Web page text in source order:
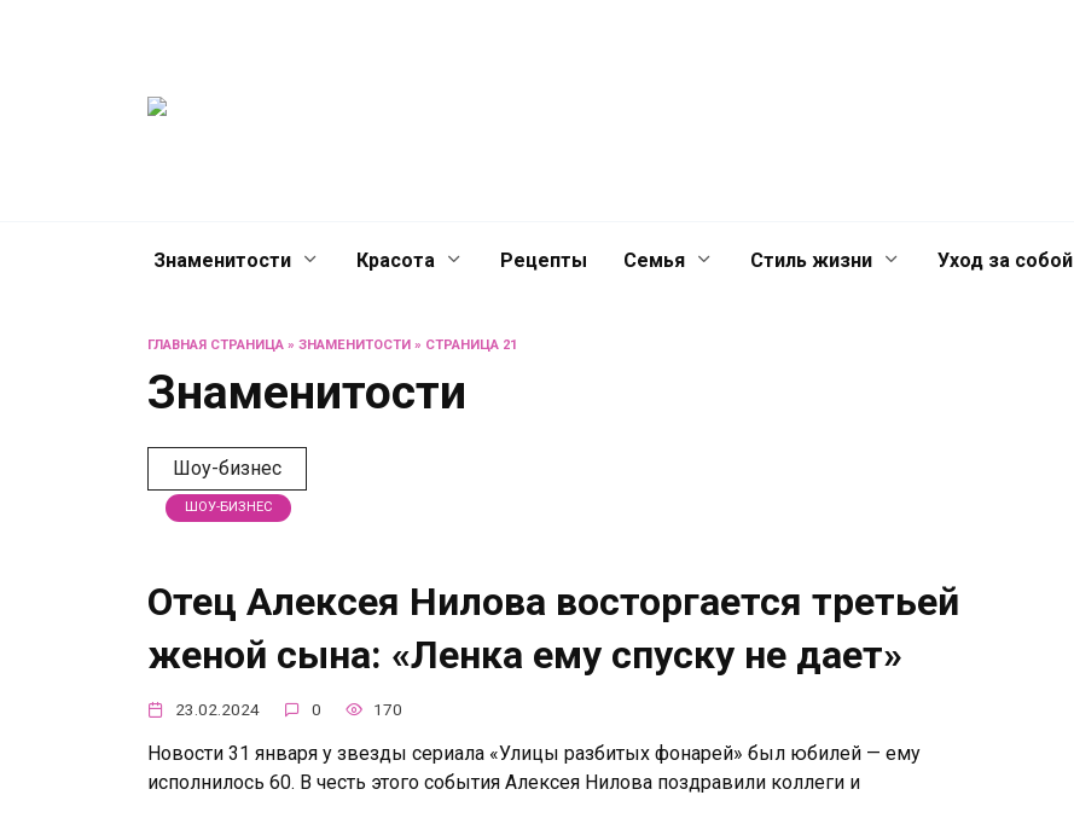
Знаменитости Красота Рецепты Семья Стиль жизни Уход за собой
ГЛАВНАЯ СТРАНИЦА » ЗНАМЕНИТОСТИ » СТРАНИЦА 21
Знаменитости
Шоу-бизнес
ШОУ-БИЗНЕС
Отец Алексея Нилова восторгается третьей
женой сына: «Ленка ему спуску не дает»
23.02.2024 0 170
Новости 31 января у звезды сериала «Улицы разбитых фонарей» был юбилей — ему
исполнилось 60. В честь этого события Алексея Нилова поздравили коллеги и